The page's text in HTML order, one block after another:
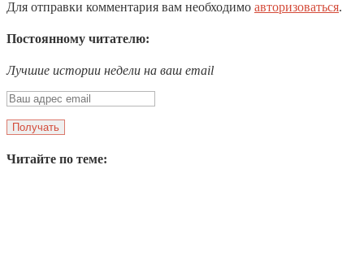
Для отправки комментария вам необходимо авторизоваться.
Постоянному читателю:
Лучшие истории недели на ваш email
Читайте по теме: